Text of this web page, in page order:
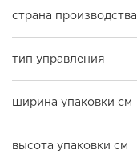
страна производства
тип управления
ширина упаковки см
высота упаковки см